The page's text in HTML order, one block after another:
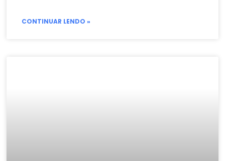
CONTINUAR LENDO »